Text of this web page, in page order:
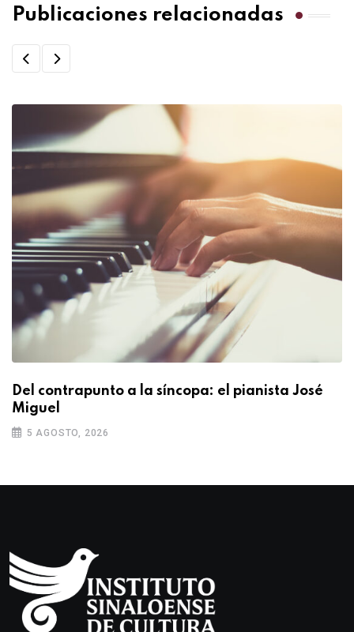
Publicaciones relacionadas
Del contrapunto a la síncopa: el pianista José
Miguel
5 AGOSTO, 2026